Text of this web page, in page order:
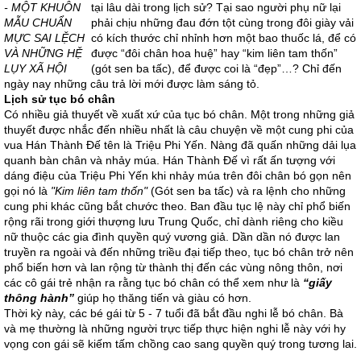
- MỘT KHUÔN
MẪU CHUẨN
MỰC SAI LỆCH
VÀ NHỮNG HỆ
LỤY XÃ HỘI
tại lâu dài trong lịch sử? Tại sao người phụ nữ lại
phải chịu những đau đớn tột cùng trong đôi giày vải
có kích thước chỉ nhỉnh hơn một bao thuốc lá, để có
được “đôi chân hoa huệ” hay “kim liên tam thốn”
(gót sen ba tấc), để được coi là “đẹp”…? Chỉ đến
ngày nay những câu trả lời mới được làm sáng tỏ.
Lịch sử tục bó chân
Có nhiều giả thuyết về xuất xứ của tục bó chân. Một trong những giả
thuyết được nhắc đến nhiều nhất là câu chuyện về một cung phi của
vua Hán Thành Đế tên là Triệu Phi Yến. Nàng đã quấn những dải lụa
quanh bàn chân và nhảy múa. Hán Thành Đế vì rất ấn tượng với
dáng điệu của Triệu Phi Yến khi nhảy múa trên đôi chân bó gọn nên
gọi nó là "Kim liên tam thốn"(Gót sen ba tấc) và ra lệnh cho những
cung phi khác cũng bắt chước theo. Ban đầu tục lệ này chỉ phổ biến
rộng rãi trong giới thượng lưu Trung Quốc, chỉ dành riêng cho kiều
nữ thuộc các gia đình quyền quý vương giả. Dần dần nó được lan
truyền ra ngoài và đến những triều đại tiếp theo, tục bó chân trở nên
phổ biến hơn và lan rộng từ thành thị đến các vùng nông thôn, nơi
các cô gái trẻ nhận ra rằng tục bó chân có thể xem như là “giấy
thông hành” giúp họ thăng tiến và giàu có hơn.
Thời kỳ này, các bé gái từ 5 - 7 tuổi đã bắt đầu nghi lễ bó chân. Bà
và mẹ thường là những người trực tiếp thực hiện nghi lễ này với hy
vọng con gái sẽ kiếm tấm chồng cao sang quyền quý trong tương lai.